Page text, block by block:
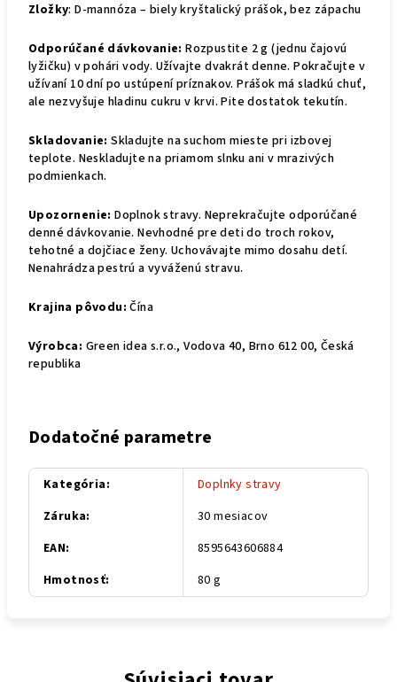
Zložky: D-mannóza – biely kryštalický prášok, bez zápachu
Odporúčané dávkovanie: Rozpustite 2 g (jednu čajovú
lyžičku) v pohári vody. Užívajte dvakrát denne. Pokračujte v
užívaní 10 dní po ustúpení príznakov. Prášok má sladkú chuť,
ale nezvyšuje hladinu cukru v krvi. Pite dostatok tekutín.
Skladovanie: Skladujte na suchom mieste pri izbovej
teplote. Neskladujte na priamom slnku ani v mrazivých
podmienkach.
Upozornenie:Doplnok stravy. Neprekračujte odporúčané
denné dávkovanie. Nevhodné pre deti do troch rokov,
tehotné a dojčiace ženy. Uchovávajte mimo dosahu detí.
Nenahrádza pestrú a vyváženú stravu.
Krajina pôvodu: Čína
Výrobca: Green idea s.r.o., Vodova 40, Brno 612 00, Česká
republika
Dodatočné parametre
Kategória:
Doplnky stravy
Záruka:
30 mesiacov
EAN:
8595643606884
Hmotnosť: 80 g